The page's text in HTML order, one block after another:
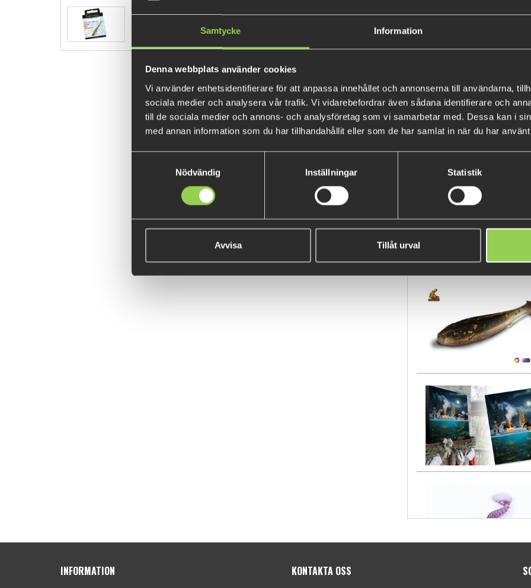
Samtycke Information
Denna webbplats använder cookies
Vi använder enhetsidentifierare för att anpassa innehållet och annonserna till användarna,
sociala medier och analysera vår trafik. Vi vidarebefordrar även sådana identifierare och
till de sociala medier och annons- och analysföretag som vi samarbetar med. Dessa kan i
med annan information som du har tillhandahållit eller som de har samlat in när du har
Nödvändig
Inställningar Statistik
Avvisa Tillåt urval
Färdigknutna tafsar för
tafsar per paket som är 170
Drop shot sänken köpes
POPULÄRA PRODUKTER
INFORMATION KONTAKTA OSS